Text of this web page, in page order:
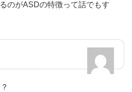
のがASDの特徴って話でもす